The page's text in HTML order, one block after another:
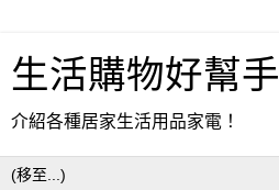
生活購物好幫手
介紹各種居家生活用品家電！